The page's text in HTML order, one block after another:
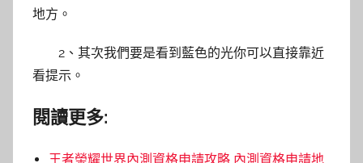
地方。
2、其次我們要是看到藍色的光你可以直接靠近
看提示。
閱讀更多:
王者榮耀世界內測資格申請攻略 內測資格申請地